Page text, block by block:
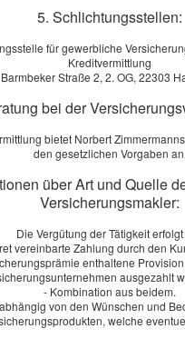
aus Berlin, Dienstleister am
hat uns stehts kompetent
sucht er jederzeit die
unsere Bedürfnisse. Egal ob
kann man Vertrauen.
Zufall bei Herrn Zimmermanns
hätte ich mir aber nicht
war immer ansprechbar, reagierte
es die verschiedenen
und zu ver­gleichen. Ich
5. Schlichtungsstellen:
für gewerbliche
Kreditvermittlung
Barmbeker Straße 2, 2. OG, 22303
bei der
bietet Norbert
den gesetzlichen Vorgaben an.
über Art und Quelle
Versicherungsmakler:
Die Vergütung der Tätigkeit
vereinbarte Zahlung durch den
enthaltene
ausgezahlt
- Kombination aus beidem.
von den Wünschen und
welche